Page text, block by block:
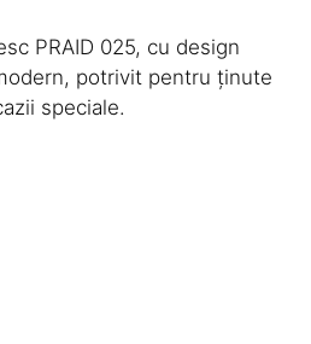
PRAID 025, cu design
potrivit pentru ținute
speciale.